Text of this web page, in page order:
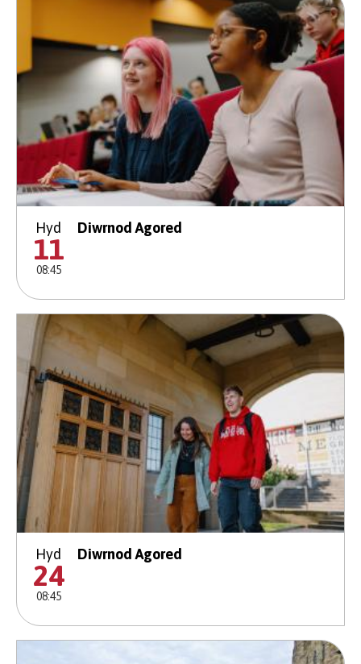
Hyd
11
08:45
Diwrnod Agored
Hyd
24
08:45
Diwrnod Agored